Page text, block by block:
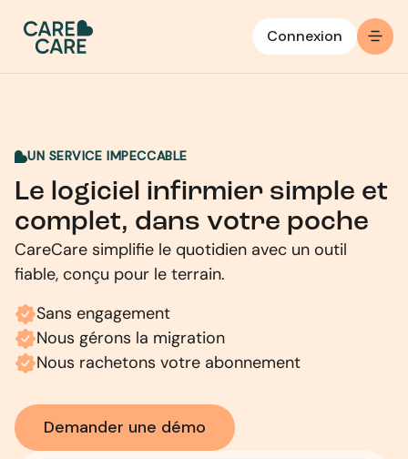
Connexion
UN SERVICE IMPECCABLE
Le logiciel infirmier simple et
complet, dans votre poche
CareCare simplifie le quotidien avec un outil
fiable, conçu pour le terrain.
Sans engagement
Nous gérons la migration
Nous rachetons votre abonnement
Demander une démo